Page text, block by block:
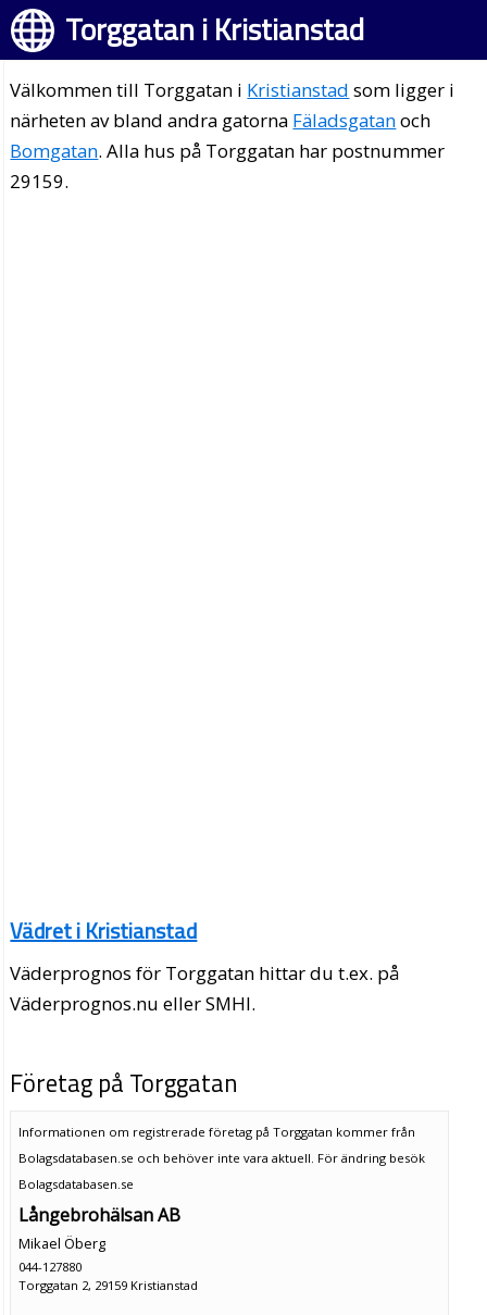
Torggatan i Kristianstad
Välkommen till Torggatan i Kristianstad som ligger i
närheten av bland andra gatorna Fäladsgatanoch
Bomgatan. Alla hus på Torggatan har postnummer
29159.
Vädret i Kristianstad
Väderprognos för Torggatan hittar du t.ex. på
Väderprognos.nu eller SMHI.
Företag på Torggatan
Informationen om registrerade företag på Torggatan kommer från
Bolagsdatabasen.se och behöver inte vara aktuell. För ändring besök
Bolagsdatabasen.se
Långebrohälsan AB
Mikael Öberg
044-127880
Torggatan 2, 29159 Kristianstad